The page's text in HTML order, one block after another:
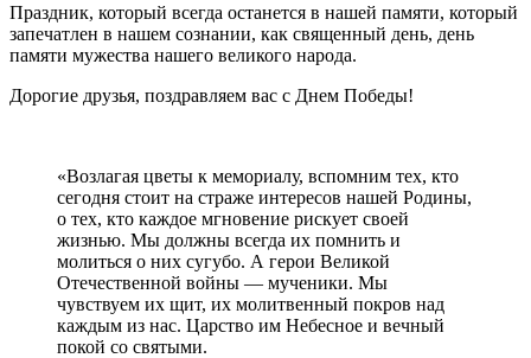
Праздник, который всегда останется в нашей памяти, который
запечатлен в нашем сознании, как священный день, день
памяти мужества нашего великого народа.
Дорогие друзья, поздравляем вас с Днем Победы!
«Возлагая цветы к мемориалу, вспомним тех, кто
сегодня стоит на страже интересов нашей Родины,
о тех, кто каждое мгновение рискует своей
жизнью. Мы должны всегда их помнить и
молиться о них сугубо. А герои Великой
Отечественной войны — мученики. Мы
чувствуем их щит, их молитвенный покров над
каждым из нас. Царство им Небесное и вечный
покой со святыми.